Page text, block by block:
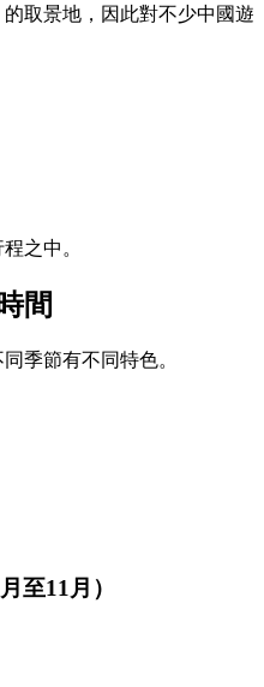
取景地，因此對不少中國遊
之中。
間
季節有不同特色。
至11月）